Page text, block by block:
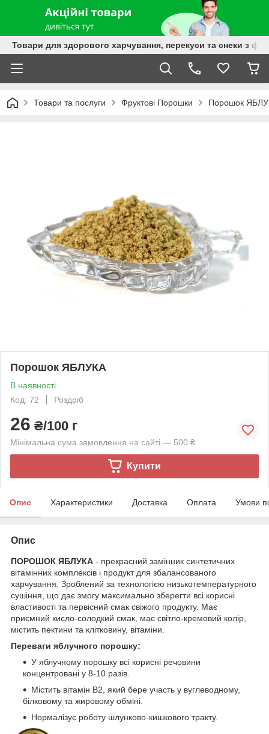
Товари для здорового харчування, перекуси та снеки з
Товари та послуги Фруктові Порошки Порошок
Порошок ЯБЛУКА
В наявності
Код: 72
Роздріб
26 ₴/100 г
Мінімальна сума замовлення на сайті — 500 ₴
Купити
Опис Характеристики Доставка Оплата Умови
Опис
ПОРОШОК ЯБЛУКА - прекрасний замінник синтетичних
вітамінних комплексів і продукт для збалансованого
харчування. Зроблений за технологією низькотемпературного
сушіння, що дає змогу максимально зберегти всі корисні
властивості та первісний смак свіжого продукту. Має
приємний кисло-солодкий смак, має світло-кремовий колір,
містить пектини та клітковину, вітаміни.
Переваги яблучного порошку:
У яблучному порошку всі корисні речовини
концентровані у 8-10 разів.
Містить вітамін В2, який бере участь у вуглеводному,
білковому та жировому обміні.
Нормалізує роботу шлунково-кишкового тракту.